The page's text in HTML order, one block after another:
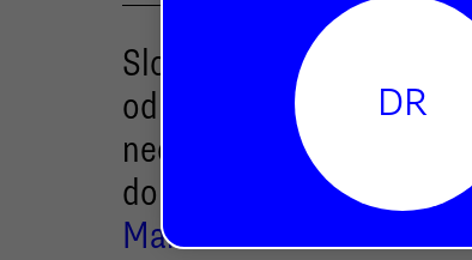
Slovenská vláda
od hlavného prúdu
neohradzovala, ale
doň
Martin Makara
DR